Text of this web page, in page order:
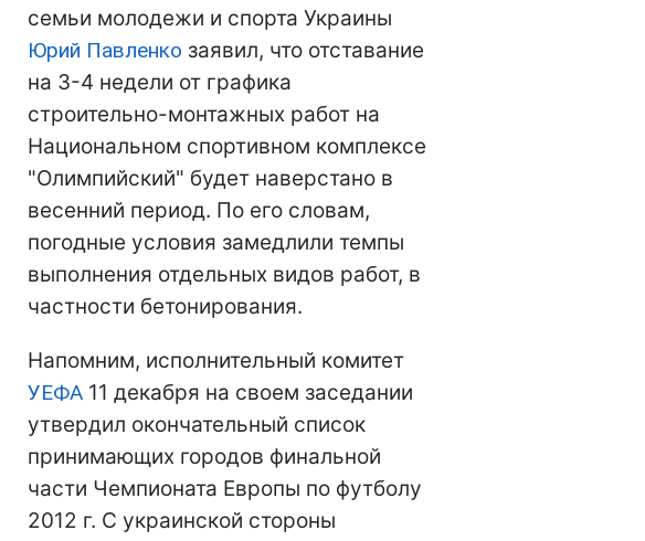
семьи молодежи и спорта Украины
Юрий Павленко заявил, что отставание
на 3-4 недели от графика
строительно-монтажных работ на
Национальном спортивном комплексе
"Олимпийский" будет наверстано в
весенний период. По его словам,
погодные условия замедлили темпы
выполнения отдельных видов работ, в
частности бетонирования.
Напомним, исполнительный комитет
УЕФА 11 декабря на своем заседании
утвердил окончательный список
принимающих городов финальной
части Чемпионата Европы по футболу
2012 г. С украинской стороны